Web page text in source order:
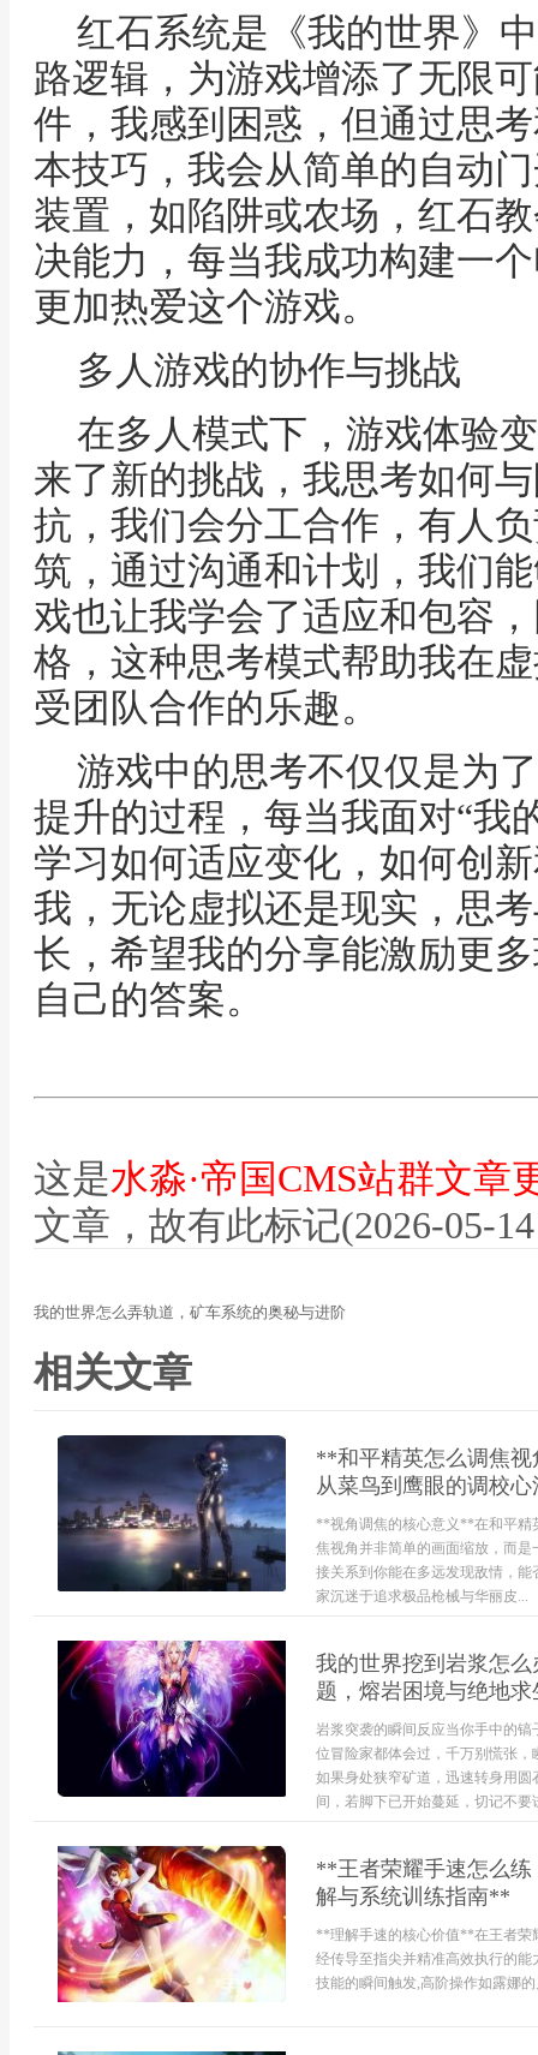
红石系统是《我的世界》
路逻辑，为游戏增添了无限
件，我感到困惑，但通过思
本技巧，我会从简单的自动
装置，如陷阱或农场，红石
决能力，每当我成功构建一
更加热爱这个游戏。
多人游戏的协作与挑战
在多人模式下，游戏体验
来了新的挑战，我思考如何
抗，我们会分工合作，有人
筑，通过沟通和计划，我们
戏也让我学会了适应和包容
格，这种思考模式帮助我在
受团队合作的乐趣。
游戏中的思考不仅仅是为
提升的过程，每当我面对“我
学习如何适应变化，如何创
我，无论虚拟还是现实，思
长，希望我的分享能激励更
自己的答案。
这是水淼·帝国CMS站群文章
文章，故有此标记(2026-05-
我的世界怎么弄轨道，矿车系统的奥秘与进阶
相关文章
**和平精英怎么调焦
从菜鸟到鹰眼的调校
**视角调焦的核心意义**在和平精
焦视角并非简单的画面缩放，而
接关系到你能在多远发现敌情，
家沉迷于追求极品枪械与华丽皮...
我的世界挖到岩浆怎
题，熔岩困境与绝地求
岩浆突袭的瞬间反应当你手中的
位冒险家都体会过，千万别慌张
如果身处狭窄矿道，迅速转身用
间，若脚下已开始蔓延，切记不
**王者荣耀手速怎么
解与系统训练指南**
**理解手速的核心价值**在王者荣
经传导至指尖并精准高效执行的
技能的瞬间触发,高阶操作如露娜